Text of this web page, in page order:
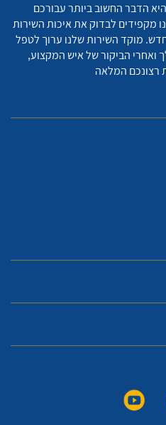
הדבר החשוב ביותר עבורכם
מקפידים לבדוק את איכות השירות
מוקד השירות שלנו ערוך לטפל
הביקור של איש המקצוע,
רצונכם המלאה